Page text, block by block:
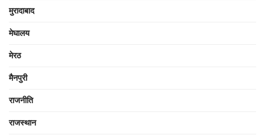
मुरादाबाद
मेघालय
मेरठ
मैनपुरी
राजनीति
राजस्थान